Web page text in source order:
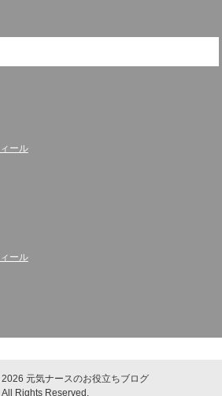
ール
ール
元気ナースのお役立ちブログ
All Rights Reserved.